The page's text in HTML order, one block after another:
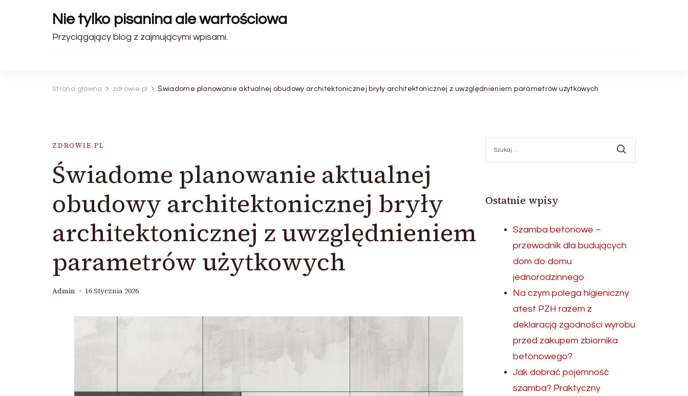
Nie tylko pisanina ale wartościowa
Przyciągający blog z zajmującymi wpisami.
Strona główna zdrowie.pl Świadome planowanie aktualnej obudowy architektonicznej bryły architektonicznej z uwzględnieniem parametrów użytkowych
ZDROWIE.PL
Świadome planowanie aktualnej
obudowy architektonicznej bryły
architektonicznej z uwzględnieniem
parametrów użytkowych
Admin 16 Stycznia 2026
Ostatnie wpisy
Szamba betonowe –
przewodnik dla budujących
dom do domu
jednorodzinnego
Na czym polega higieniczny
atest PZH razem z
deklaracją zgodności wyrobu
przed zakupem zbiornika
betonowego?
Jak dobrać pojemność
szamba? Praktyczny